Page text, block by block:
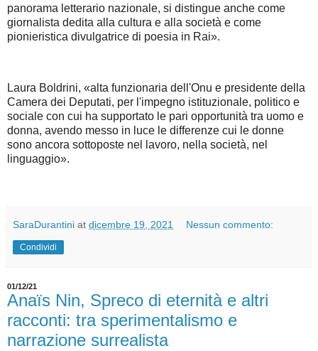
panorama letterario nazionale, si distingue anche come
giornalista dedita alla cultura e alla società e come
pionieristica divulgatrice di poesia in Rai».
Laura Boldrini, «alta funzionaria dell'Onu e presidente della
Camera dei Deputati, per l'impegno istituzionale, politico e
sociale con cui ha supportato le pari opportunità tra uomo e
donna, avendo messo in luce le differenze cui le donne
sono ancora sottoposte nel lavoro, nella società, nel
linguaggio».
SaraDurantini at dicembre 19, 2021 Nessun commento:
Condividi
01/12/21
Anaïs Nin, Spreco di eternità e altri
racconti: tra sperimentalismo e
narrazione surrealista